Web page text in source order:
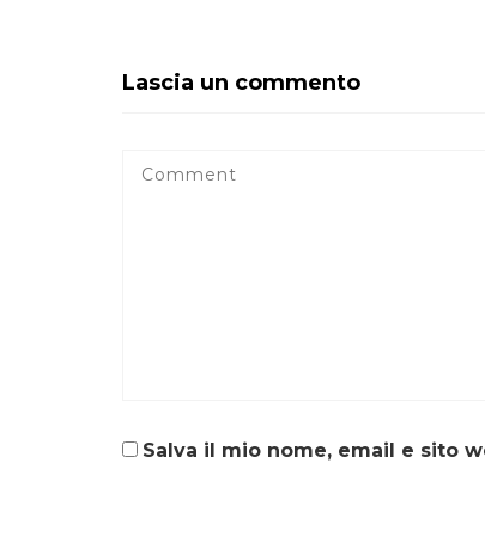
Lascia un commento
Salva il mio nome, email e sito